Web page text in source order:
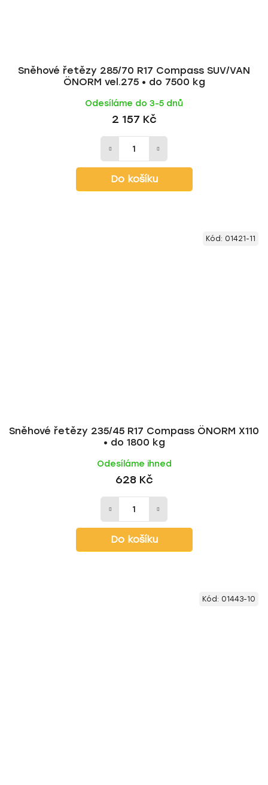
Sněhové řetězy 285/70 R17 Compass SUV/VAN
ÖNORM vel.275 • do 7500 kg
Odesíláme do 3-5 dnů
2 157 Kč
Do košíku
Sněhové řetězy 235/45 R17 Compass ÖNORM X110
• do 1800 kg
Odesíláme ihned
628 Kč
Do košíku
Kód: 01421-11
Kód: 01443-10